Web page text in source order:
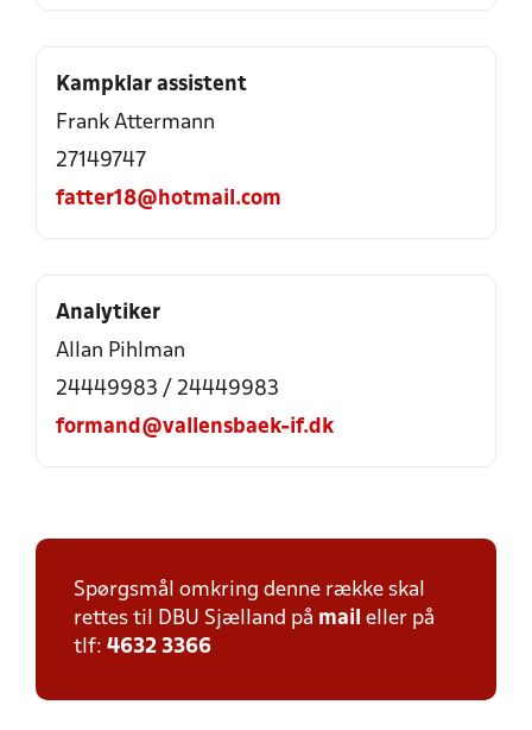
Kampklar assistent
Frank Attermann
27149747
fatter18@hotmail.com
Analytiker
Allan Pihlman
24449983 / 24449983
formand@vallensbaek-if.dk
Spørgsmål omkring denne række skal
rettes til DBU Sjælland på mail eller på
tlf: 4632 3366